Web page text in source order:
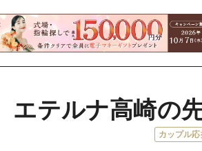
エテルナ高崎の
カップル